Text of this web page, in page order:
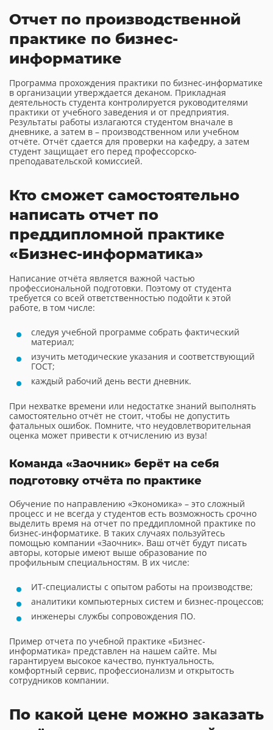
Отчет по производственной
практике по бизнес-
информатике
Программа прохождения практики по бизнес-информатике
в организации утверждается деканом. Прикладная
деятельность студента контролируется руководителями
практики от учебного заведения и от предприятия.
Результаты работы излагаются студентом вначале в
дневнике, а затем в – производственном или учебном
отчёте. Отчёт сдается для проверки на кафедру, а затем
студент защищает его перед профессорско-
преподавательской комиссией.
Кто сможет самостоятельно
написать отчет по
преддипломной практике
«Бизнес-информатика»
Написание отчёта является важной частью
профессиональной подготовки. Поэтому от студента
требуется со всей ответственностью подойти к этой
работе, в том числе:
следуя учебной программе собрать фактический
материал;
изучить методические указания и соответствующий
ГОСТ;
каждый рабочий день вести дневник.
При нехватке времени или недостатке знаний выполнять
самостоятельно отчёт не стоит, чтобы не допустить
фатальных ошибок. Помните, что неудовлетворительная
оценка может привести к отчислению из вуза!
Команда «Заочник» берёт на себя
подготовку отчёта по практике
Обучение по направлению «Экономика» – это сложный
процесс и не всегда у студентов есть возможность срочно
выделить время на отчет по преддипломной практике по
бизнес-информатике. В таких случаях пользуйтесь
помощью компании «Заочник». Ваш отчёт будут писать
авторы, которые имеют выше образование по
профильным специальностям. В их числе:
ИТ-специалисты с опытом работы на производстве;
аналитики компьютерных систем и бизнес-процессов;
инженеры службы сопровождения ПО.
Пример отчета по учебной практике «Бизнес-
информатика» представлен на нашем сайте. Мы
гарантируем высокое качество, пунктуальность,
комфортный сервис, профессионализм и открытость
сотрудников компании.
По какой цене можно заказать